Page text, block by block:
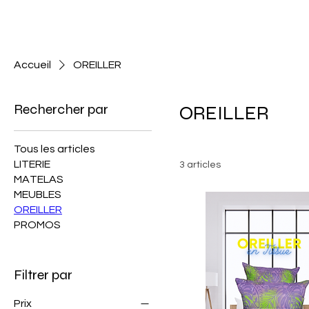
Accueil OREILLER
Rechercher par
Tous les articles
LITERIE
MATELAS
MEUBLES
OREILLER
PROMOS
Filtrer par
Prix
OREILLER
3 articles